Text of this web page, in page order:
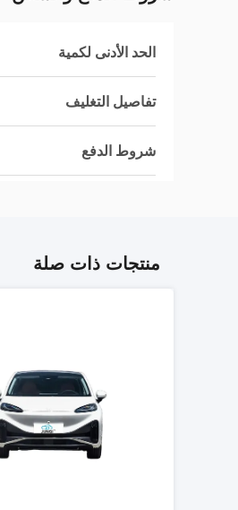
الحد الأدنى لكمية
تفاصيل التغليف
شروط الدفع
منتجات ذات صلة